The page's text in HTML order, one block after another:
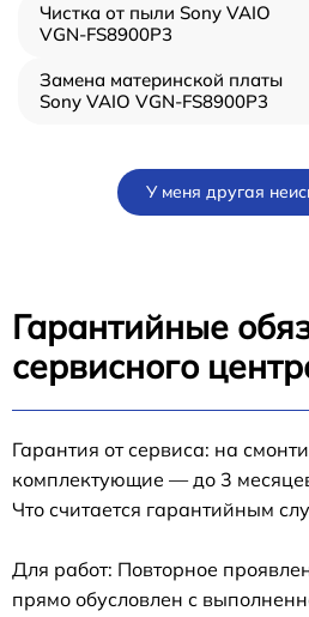
Чистка от пыли Sony VAIO
VGN-FS8900P3
Замена материнской платы
Sony VAIO VGN-FS8900P3
У меня другая
Гарантийные
сервисного
Гарантия от сервиса: на
комплектующие — до 3
Что считается гарантийным
Для работ: Повторное
прямо обусловлен с